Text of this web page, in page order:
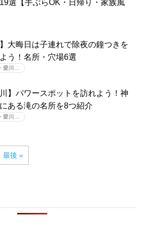
選【手ぶらOK・日帰り・家族風
】大晦日は子連れで除夜の鐘つきを
う！名所・穴場6選
愛川…
川】パワースポットを訪れよう！神
ある滝の名所を8つ紹介
愛川…
最後 »